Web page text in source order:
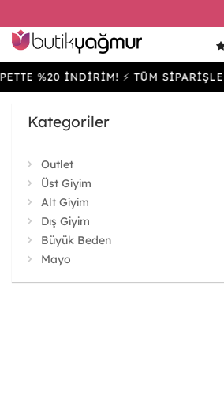
İNDİRİM! ⚡ TÜM SİPARİŞLERDE
Kategoriler
Outlet
Üst Giyim
Alt Giyim
Dış Giyim
Büyük Beden
Mayo